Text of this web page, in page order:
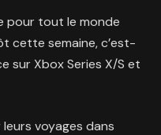
pour tout le monde
cette semaine, c’est-
sur Xbox Series X/S et
voyages dans